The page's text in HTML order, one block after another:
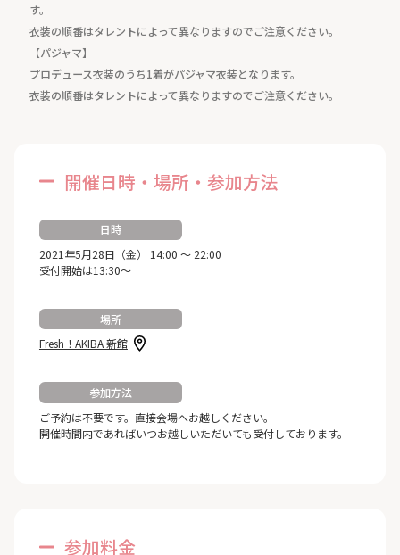
す。
衣装の順番はタレントによって異なりますのでご注意ください。
【パジャマ】
プロデュース衣装のうち1着がパジャマ衣装となります。
衣装の順番はタレントによって異なりますのでご注意ください。
開催日時・場所・参加方法
日時
2021年5月28日（金） 14:00 ～ 22:00
受付開始は13:30～
場所
Fresh！AKIBA 新館
参加方法
ご予約は不要です。直接会場へお越しください。
開催時間内であればいつお越しいただいても受付しております。
参加料金